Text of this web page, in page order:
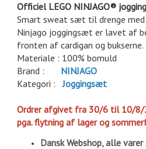
Officiel LEGO NINJAGO®
Smart sweat sæt til drenge
Ninjago joggingsæt er lavet af
fronten af cardigan og bukserne.
Materiale : 100% bomuld
Brand :
NINJAGO
Kategori :Joggingsæt
Ordrer afgivet fra 30/6 til 10/
pga. flytning af lager og
Dansk Webshop, alle varer